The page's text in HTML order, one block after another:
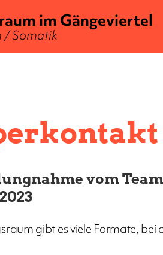
im Gängeviertel
/ Somatik
vom
gibt es viele Formate,